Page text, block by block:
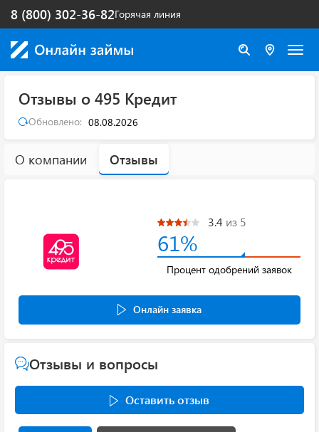
Горячая линия
8 (800) 302-36-82
Отзывы о 495 Кредит
Обновлено: 08.08.2026
О компании Отзывы
3.4 из 5
61%
Процент одобрений заявок
Онлайн заявка
Отзывы и вопросы
Оставить отзыв